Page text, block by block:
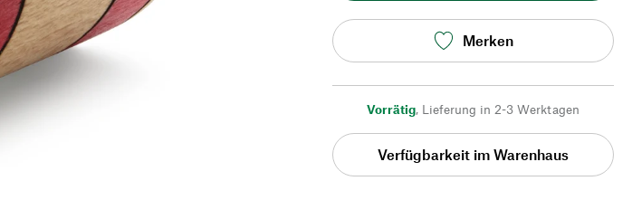
Merken
Vorrätig, Lieferung in 2-3 Werktagen
Verfügbarkeit im Warenhaus